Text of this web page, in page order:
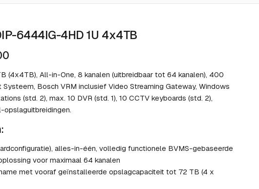
6444IG-4HD 1U 4x4TB
(4x4TB), All-in-One, 8 kanalen (uitbreidbaar tot 64 kanalen), 400
Bosch VRM inclusief Video Streaming Gateway, Windows
(std. 2), max. 10 DVR (std. 1), 10 CCTV keyboards (std. 2),
opslaguitbreidingen.
alles-in-één, volledig functionele BVMS-gebaseerde
voor maximaal 64 kanalen
met vooraf geïnstalleerde opslagcapaciteit tot 72 TB (4 x